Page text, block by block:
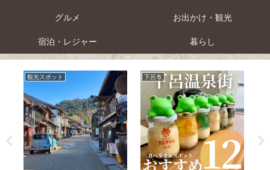
グルメ お出かけ・観光
宿泊・レジャー 暮らし
観光スポット 下呂市